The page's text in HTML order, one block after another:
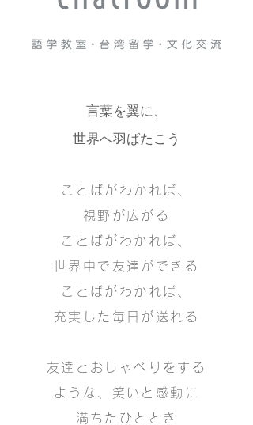
言葉を翼に、
世界へ羽ばたこう
ことばがわかれば、
視野が広がる
ことばがわかれば、
世界中で友達ができる
ことばがわかれば、
充実した毎日が送れる
友達とおしゃべりをする
ような、笑いと感動に
満ちたひととき